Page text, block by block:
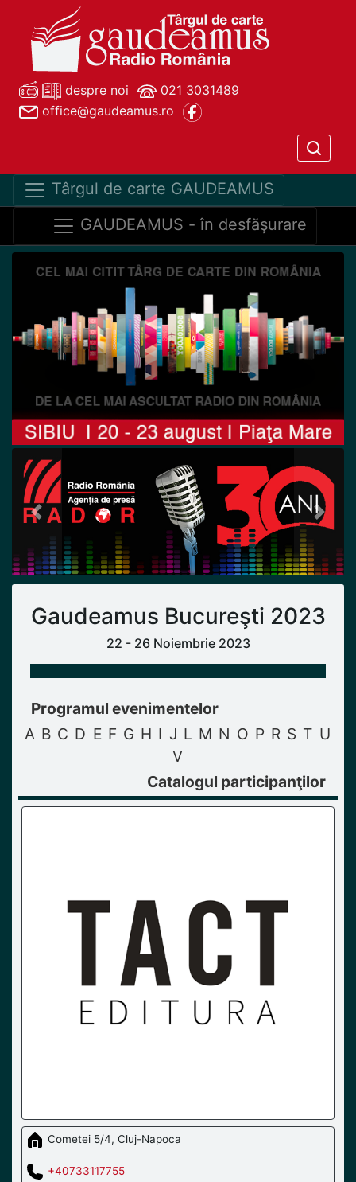
despre noi
021 3031489
office@gaudeamus.ro
Târgul de carte GAUDEAMUS
GAUDEAMUS - în desfăşurare
Previous Next
Gaudeamus Bucureşti 2023
22 - 26 Noiembrie 2023
Programul evenimentelor
A B C D E F G H I J L M N O P R S T U
V
Catalogul participanţilor
Cometei 5/4, Cluj-Napoca
+40733117755